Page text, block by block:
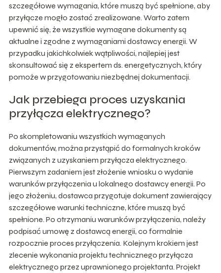
szczegółowe wymagania, które muszą być spełnione, aby
przyłącze mogło zostać zrealizowane. Warto zatem
upewnić się, że wszystkie wymagane dokumenty są
aktualne i zgodne z wymaganiami dostawcy energii. W
przypadku jakichkolwiek wątpliwości, najlepiej jest
skonsultować się z ekspertem ds. energetycznych, który
pomoże w przygotowaniu niezbędnej dokumentacji.
Jak przebiega proces uzyskania
przyłącza elektrycznego?
Po skompletowaniu wszystkich wymaganych
dokumentów, można przystąpić do formalnych kroków
związanych z uzyskaniem przyłącza elektrycznego.
Pierwszym zadaniem jest złożenie wniosku o wydanie
warunków przyłączenia u lokalnego dostawcy energii. Po
jego złożeniu, dostawca przygotuje dokument zawierający
szczegółowe warunki techniczne, które muszą być
spełnione. Po otrzymaniu warunków przyłączenia, należy
podpisać umowę z dostawcą energii, co formalnie
rozpocznie proces przyłączenia. Kolejnym krokiem jest
zlecenie wykonania projektu technicznego przyłącza
elektrycznego przez uprawnionego projektanta. Projekt